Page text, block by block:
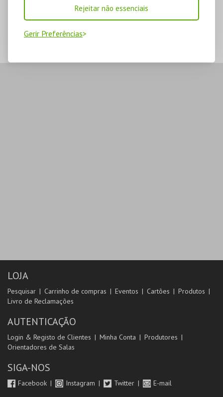
Rejeitar não essenciais
Gerir Preferências
LOJA
Pesquisar Carrinho de compras Eventos Cartões
Produtos
Livro de Reclamações
AUTENTICAÇÃO
Login & Registo de Clientes Minha Conta
Produtores
Orientadores de Salas
SIGA-NOS
Facebook Instagram Twitter E-mail